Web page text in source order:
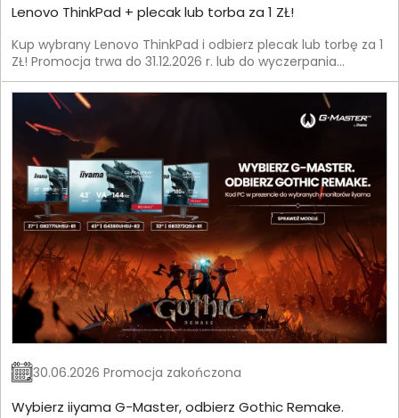
Lenovo ThinkPad + plecak lub torba za 1 ZŁ!
Kup wybrany Lenovo ThinkPad i odbierz plecak lub torbę za 1
ZŁ! Promocja trwa do 31.12.2026 r. lub do wyczerpania
zapasów.
30.06.2026 Promocja zakończona
Wybierz iiyama G-Master, odbierz Gothic Remake.